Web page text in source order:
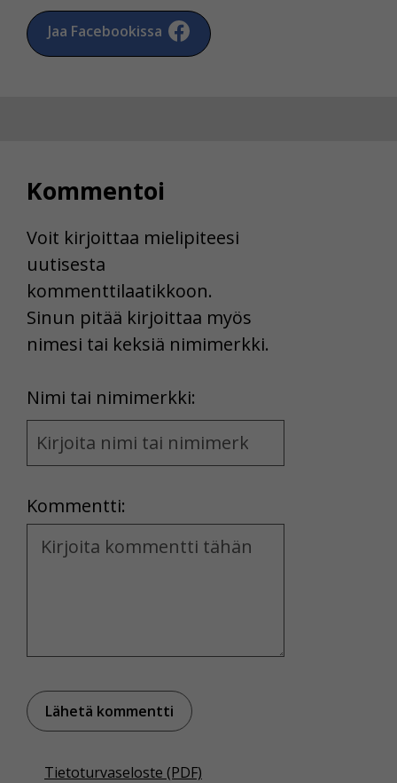
Jaa Facebookissa
Kommentoi
Voit kirjoittaa mielipiteesi
uutisesta
kommenttilaatikkoon.
Sinun pitää kirjoittaa myös
nimesi tai keksiä nimimerkki.
Nimi tai nimimerkki:
Name
and
Kommentti:
Kommentti
Tietoturvaseloste (PDF)